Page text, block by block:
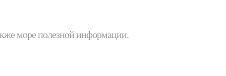
море полезной информации.